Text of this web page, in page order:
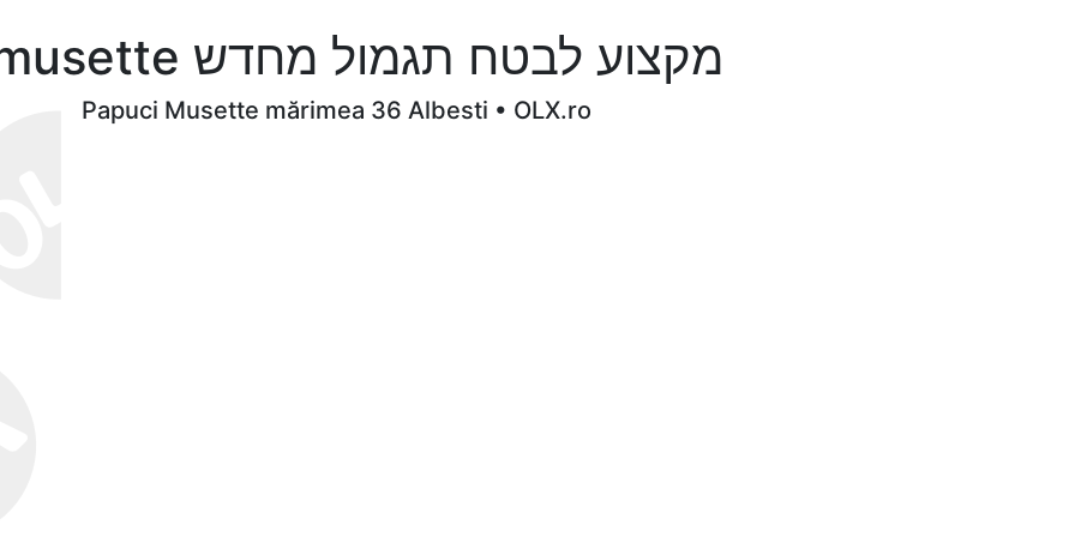
אופנה שקרן מקרן papuci musette מקצוע לבטח תגמול מחדש
Papuci Musette mărimea 36 Albesti • OLX.ro